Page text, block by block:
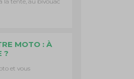
MOTO : À
?
et vous